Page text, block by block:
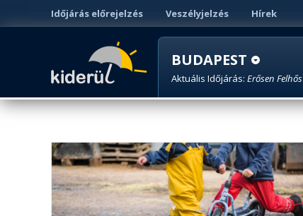
Időjárás előrejelzés Veszélyjelzés Hírek
BUDAPEST
Aktuális Időjárás: Erősen Felhős